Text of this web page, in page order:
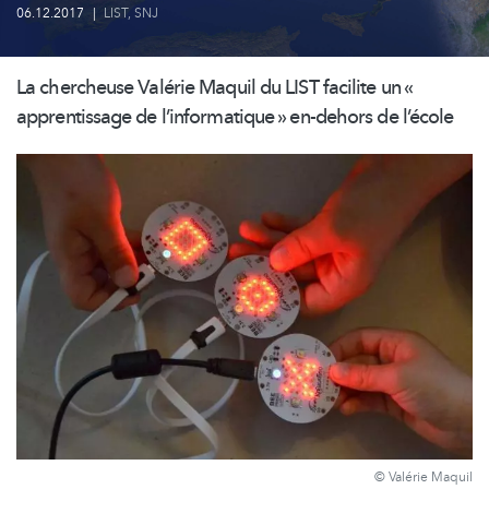
06.12.2017 | LIST, SNJ
La chercheuse Valérie Maquil du LIST facilite un «
apprentissage de l’informatique» en-dehors de l’école
© Valérie Maquil